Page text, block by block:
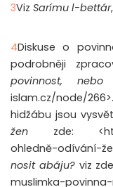
3Viz Sarímu l-bettár
4Diskuse o
podrobněji
povinnost, nebo
islam.cz/node/
hidžábu jsou
žen zde:
ohledně-odívání-
nosit abáju?viz
muslimka-